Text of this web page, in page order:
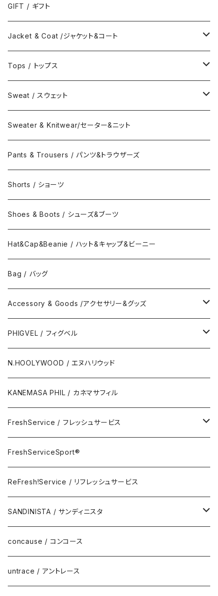
GIFT / ギフト
Jacket & Coat /ジャケット&コート
Jacket / ジャケット
Coat / コート
Tops / トップス
Shirts / シャツ
Collar Long Shirt / 襟付き長袖シャツ
Collar Short Shirt / 襟付き半袖シャツ
Polo Long Shirt / 長袖ポロシャツ
Polo Short Shirt / 半袖ポロシャツ
T-Shirts / Tシャツ
Long Sleeve Tee / 長袖Tシャツ
Short Sleeve Tee / 半袖Tシャツ
Sweat / スウェット
Crew Neck Sweat /クルーネックスウェット
Turtle Neck Sweat/タートルネックスウェット
Hood Sweat / フードスウェット
Sweater & Knitwear/セーター&ニット
Pants & Trousers / パンツ&トラウザーズ
Shorts / ショーツ
Shoes & Boots / シューズ&ブーツ
Hat&Cap&Beanie / ハット&キャップ&ビーニー
Bag / バッグ
Accessory & Goods /アクセサリー&グッズ
Wallet & Coincase
Card Case
Key Hook
Room Spray
Accessory
Eyewear
PHIGVEL / フィグベル
The Permanent / パーマネント
N.HOOLYWOOD / エヌハリウッド
KANEMASA PHIL / カネマサフィル
FreshService / フレッシュサービス
FreshServiceSport®
ReFresh!Service / リフレッシュサービス
FreshServiceSport®
ReFresh!Service / リフレッシュサービス
SANDINISTA / サンディニスタ
DAILY STANDARD
concause / コンコース
untrace / アントレース